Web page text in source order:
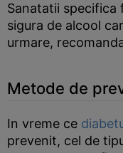
Sanatatii
sigura de alcool
urmare,
Metode de
In vreme ce
prevenit, cel de